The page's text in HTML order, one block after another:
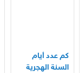
كم عدد أيام
السنة الهجرية